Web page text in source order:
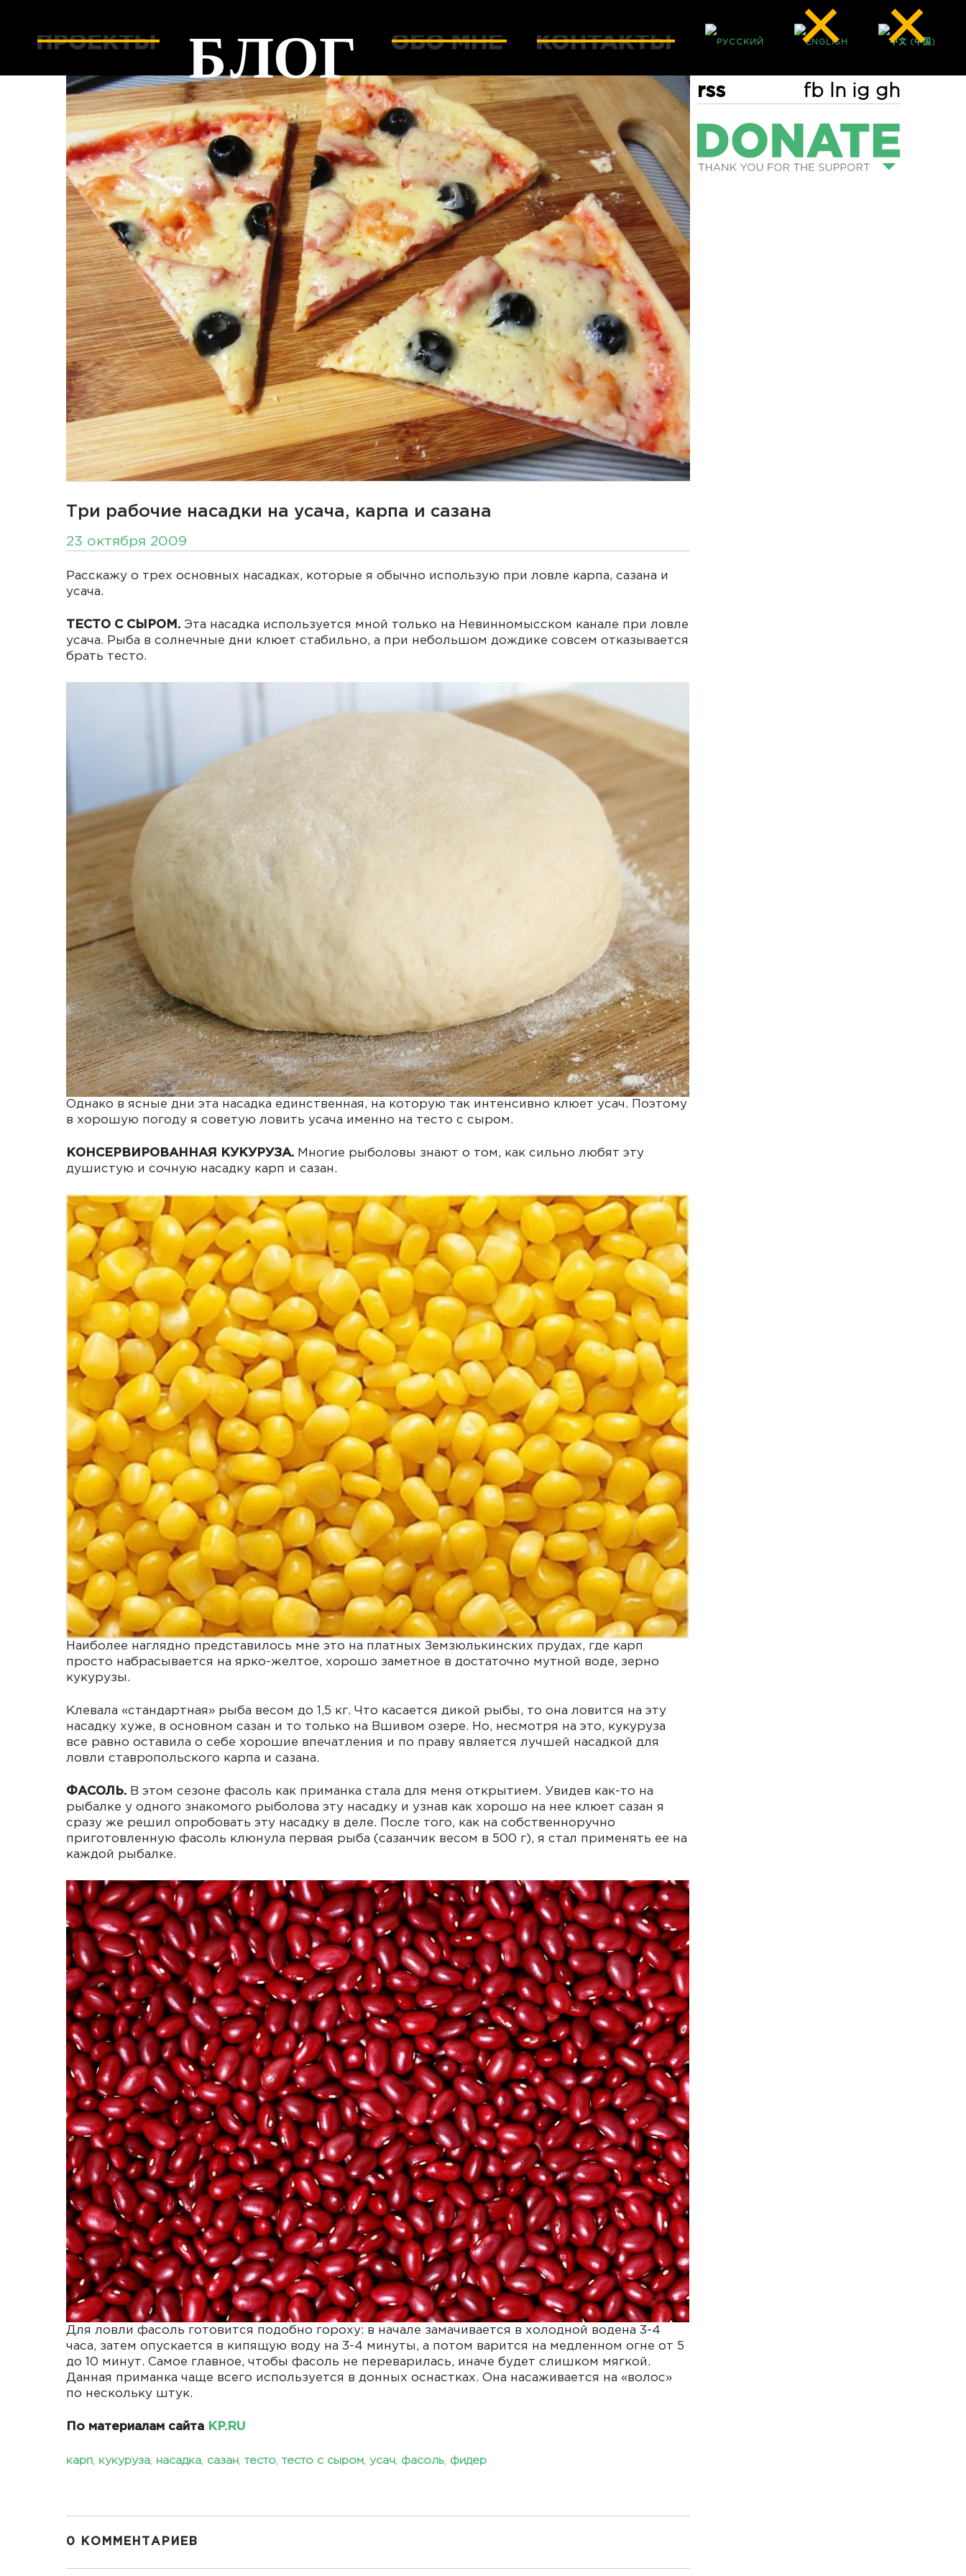
Три рабочие насадки на усача, карпа и сазана
23 октября 2009
Расскажу о трех основных насадках, которые я обычно использую при ловле карпа, сазана и
усача.
ТЕСТО С СЫРОМ. Эта насадка используется мной только на Невинномысском канале при ловле
усача. Рыба в солнечные дни клюет стабильно, а при небольшом дождике совсем отказывается
брать тесто.
Однако в ясные дни эта насадка единственная, на которую так интенсивно клюет усач. Поэтому
в хорошую погоду я советую ловить усача именно на тесто с сыром.
КОНСЕРВИРОВАННАЯ КУКУРУЗА. Многие рыболовы знают о том, как сильно любят эту
душистую и сочную насадку карп и сазан.
Наиболее наглядно представилось мне это на платных Земзюлькинских прудах, где карп
просто набрасывается на ярко-желтое, хорошо заметное в достаточно мутной воде, зерно
кукурузы.
Клевала «стандартная» рыба весом до 1,5 кг. Что касается дикой рыбы, то она ловится на эту
насадку хуже, в основном сазан и то только на Вшивом озере. Но, несмотря на это, кукуруза
все равно оставила о себе хорошие впечатления и по праву является лучшей насадкой для
ловли ставропольского карпа и сазана.
ФАСОЛЬ. В этом сезоне фасоль как приманка стала для меня открытием. Увидев как-то на
рыбалке у одного знакомого рыболова эту насадку и узнав как хорошо на нее клюет сазан я
сразу же решил опробовать эту насадку в деле. После того, как на собственноручно
приготовленную фасоль клюнула первая рыба (сазанчик весом в 500 г), я стал применять ее на
каждой рыбалке.
Для ловли фасоль готовится подобно гороху: в начале замачивается в холодной водена 3-4
часа, затем опускается в кипящую воду на 3-4 минуты, а потом варится на медленном огне от 5
до 10 минут. Самое главное, чтобы фасоль не переварилась, иначе будет слишком мягкой.
Данная приманка чаще всего используется в донных оснастках. Она насаживается на «волос»
по нескольку штук.
По материалам сайта KP.RU
карп кукуруза насадка сазан тесто тесто с сыром усач фасоль фидер
0 КОММЕНТАРИЕВ
rss fb ln ig gh